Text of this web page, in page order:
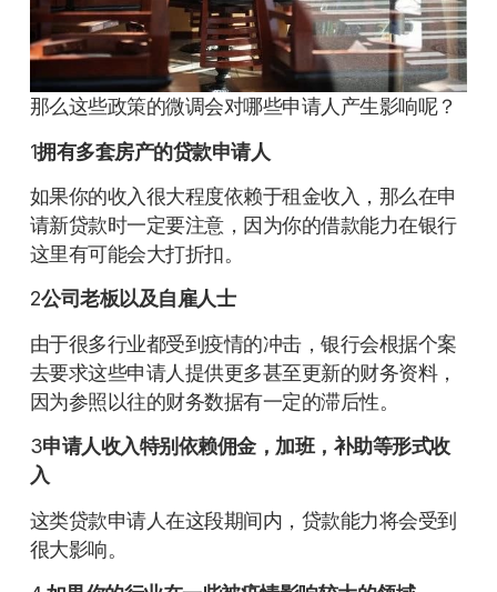
那么这些政策的微调会对哪些申请人产生影响呢？
1拥有多套房产的贷款申请人
如果你的收入很大程度依赖于租金收入，那么在申
请新贷款时一定要注意，因为你的借款能力在银行
这里有可能会大打折扣。
2公司老板以及自雇人士
由于很多行业都受到疫情的冲击，银行会根据个案
去要求这些申请人提供更多甚至更新的财务资料，
因为参照以往的财务数据有一定的滞后性。
3申请人收入特别依赖佣金，加班，补助等形式收
入
这类贷款申请人在这段期间内，贷款能力将会受到
很大影响。